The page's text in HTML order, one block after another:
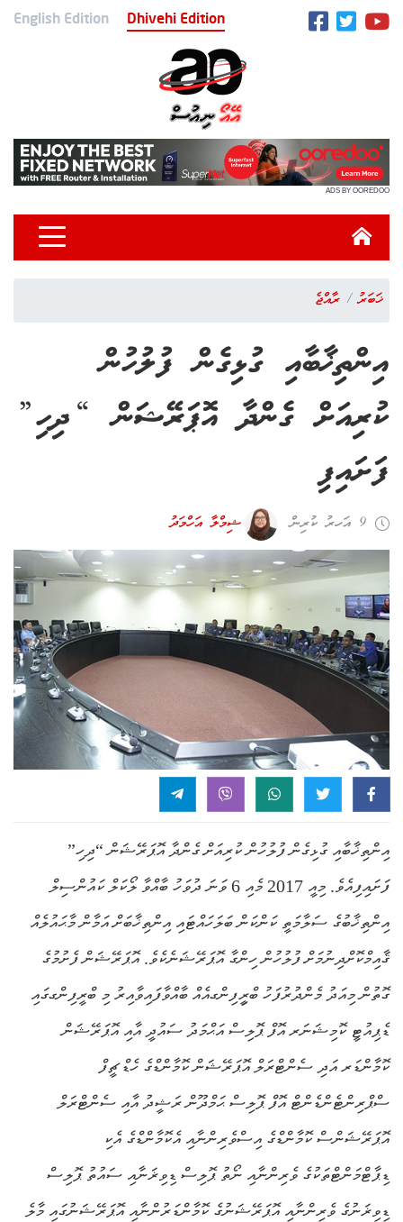
English Edition Dhivehi Edition
ADS BY OOREDOO
ޚަބަރު ރާއްޖެ
އިންތިޚާބާއި ގުޅިގެން ފުލުހުން
ކުރިއަށް ގެންދާ އޮޕަރޭޝަން “ދިހި”
ފަށައިފި
9 އަހރު ކުރިން ޝިމްލާ އަހްމަދު
އިންތިޚާބާއި ގުޅިގެން ފުލުހުން ކުރިއަށް ގެންދާ އޮޕަރޭޝަން “ދިހި”
ފަށައިފިއެވެ. މިއީ 2017 މެއި 6 ވަނަ ދުވަހު ބާއްވާ ލޯކަލް ކައުންސިލް
އިންތިޚާބުގެ ސަލާމަތީ ކަންކަން ބަލަހައްޓައި އިންތިޚާބަށް އަމާން މާޙައުލެއް
ޤާއިމްކޮށްދިނުމަށް ފުލުހުން ހިންގާ އޮޕަރޭޝަނެކެވެ. އޮޕަރޭޝަން ފެށުމުގެ
ގޮތުން މިއަދު މެންދުރުފަހު ބްރިީފިންގއެއް ބާއްވާފައިވާއިރު މި ބްރީފިންގގައި
ޑެޕިއުޓީ ކޮމިޝަނަރ އޮފް ޕޮލިސް އަޙްމަދު ސައުދީ އާއި އޮޕަރޭޝަން
ކޮމާންޑަރ އަދި ސެންޓްރަލް އޮޕަރޭޝަން ކޮމާންޑްގެ ހެޑް ޗީފް
ސްޕްރިންޓެންޑެންޓް އޮފް ޕޮލިސް ޙަމްދޫން ރަޝީދު އާއި ސެންޓްރަލް
އޮޕަރޭޝަންސް ކޮމާންޑްގެ އިސްވެރިންނާއި އެކޮމާންޑްގެ އެކި
ޑިޕާޓްމަންޓްތަކުގެ ވެރިންނާއި ނޯތު ޕޮލިސް ޑިވިޜަނާއި ސައުތު ޕޮލިސް
ޑިވިޜަނުގެ ވެރިންނާއި އޮޕަރޭޝަނުގެ ކޮމާންޑަރުންނާއި އޮޕަރޭޝަނުގައި މާލެ